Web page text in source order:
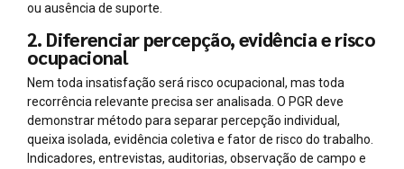
ou ausência de suporte.
2. Diferenciar percepção, evidência e risco
ocupacional
Nem toda insatisfação será risco ocupacional, mas toda
recorrência relevante precisa ser analisada. O PGR deve
demonstrar método para separar percepção individual,
queixa isolada, evidência coletiva e fator de risco do trabalho.
Indicadores, entrevistas, auditorias, observação de campo e